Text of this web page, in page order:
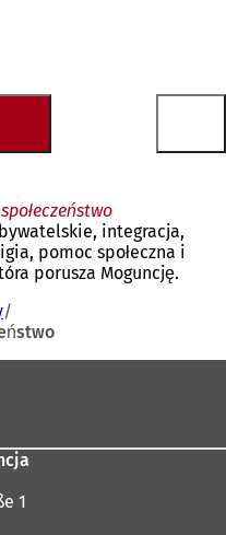
integracja,
pomoc społeczna i
porusza Moguncję.
1